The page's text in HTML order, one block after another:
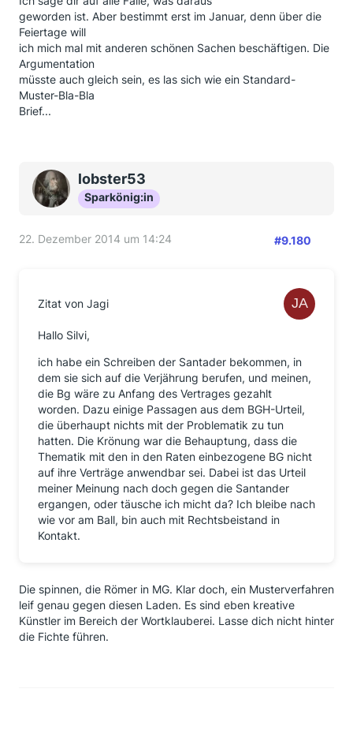
geworden ist. Aber bestimmt erst im Januar, denn über die
Feiertage will
ich mich mal mit anderen schönen Sachen beschäftigen. Die
Argumentation
müsste auch gleich sein, es las sich wie ein Standard-
Muster-Bla-Bla
Brief...
lobster53
Sparkönig:in
22. Dezember 2014 um 14:24 #9.180
Zitat von Jagi
Hallo Silvi,
ich habe ein Schreiben der Santader bekommen, in
dem sie sich auf die Verjährung berufen, und meinen,
die Bg wäre zu Anfang des Vertrages gezahlt
worden. Dazu einige Passagen aus dem BGH-Urteil,
die überhaupt nichts mit der Problematik zu tun
hatten. Die Krönung war die Behauptung, dass die
Thematik mit den in den Raten einbezogene BG nicht
auf ihre Verträge anwendbar sei. Dabei ist das Urteil
meiner Meinung nach doch gegen die Santander
ergangen, oder täusche ich micht da? Ich bleibe nach
wie vor am Ball, bin auch mit Rechtsbeistand in
Kontakt.
Die spinnen, die Römer in MG. Klar doch, ein Musterverfahren
leif genau gegen diesen Laden. Es sind eben kreative
Künstler im Bereich der Wortklauberei. Lasse dich nicht hinter
die Fichte führen.